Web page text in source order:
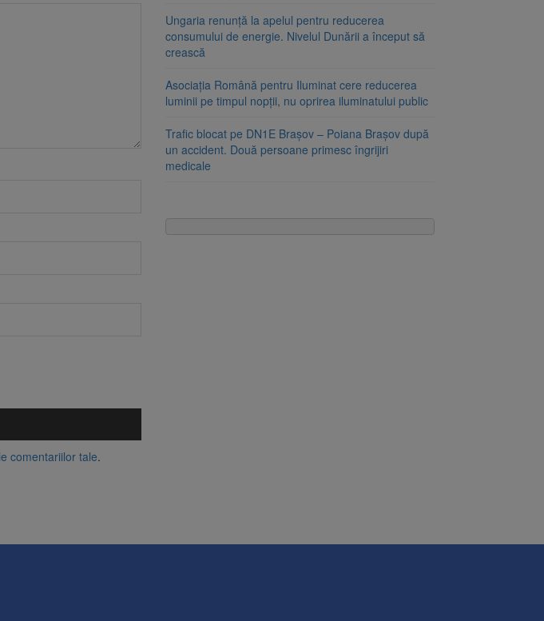
comentariilor tale.
Ungaria renunță la apelul pentru reducerea
consumului de energie. Nivelul Dunării a început să
crească
Asociația Română pentru Iluminat cere reducerea
luminii pe timpul nopții, nu oprirea iluminatului public
Trafic blocat pe DN1E Brașov – Poiana Brașov după
un accident. Două persoane primesc îngrijiri
medicale